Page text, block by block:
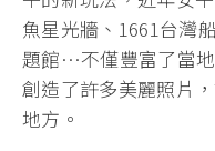
魚星光牆、1661台灣
題館…不僅豐富了當
創造了許多美麗照片
地方。